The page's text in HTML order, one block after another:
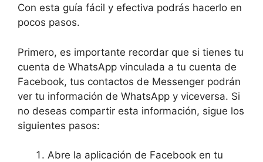
Con esta guía fácil y efectiva podrás hacerlo en
pocos pasos.
Primero, es importante recordar que si tienes tu
cuenta de WhatsApp vinculada a tu cuenta de
Facebook, tus contactos de Messenger podrán
ver tu información de WhatsApp y viceversa. Si
no deseas compartir esta información, sigue los
siguientes pasos:
Abre la aplicación de Facebook en tu